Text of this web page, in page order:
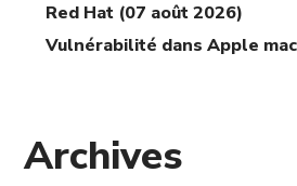
Red Hat (07 août 2026)
Vulnérabilité dans Apple
Archives